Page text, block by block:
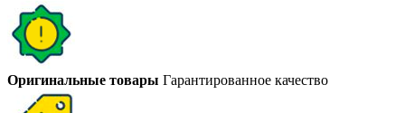
Оригинальные товары Гарантированное качество